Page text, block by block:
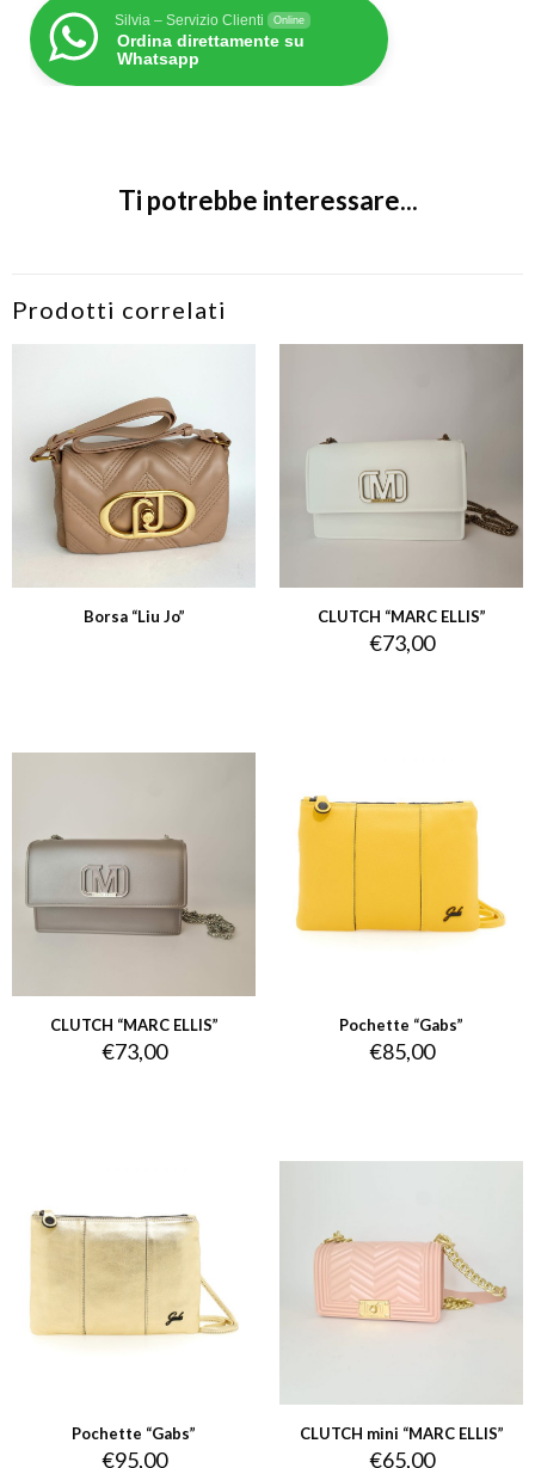
Silvia – Servizio Clienti Online
Ordina direttamente su
Whatsapp
Ti potrebbe interessare...
Prodotti correlati
Borsa “Liu Jo” CLUTCH “MARC ELLIS”
€73,00
CLUTCH “MARC ELLIS”
€73,00
Pochette “Gabs”
€85,00
Pochette “Gabs”
€95,00
CLUTCH mini “MARC ELLIS”
€65,00